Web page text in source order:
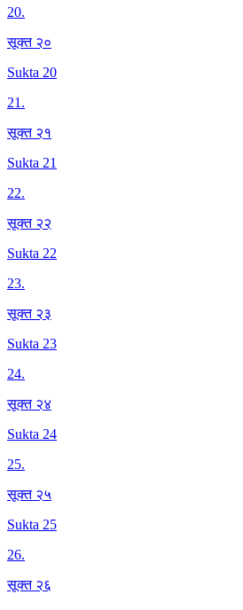
20.
सूक्त २०
Sukta 20
21.
सूक्त २१
Sukta 21
22.
सूक्त २२
Sukta 22
23.
सूक्त २३
Sukta 23
24.
सूक्त २४
Sukta 24
25.
सूक्त २५
Sukta 25
26.
सूक्त २६